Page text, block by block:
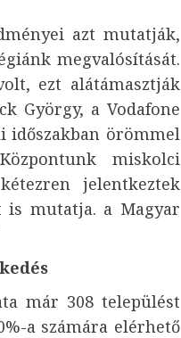
azt mutatják,
megvalósítását.
ezt alátámasztják
György, a Vodafone
időszakban örömmel
miskolci
jelentkeztek
is mutatja. a Magyar
már 308 települést
a számára elérhető